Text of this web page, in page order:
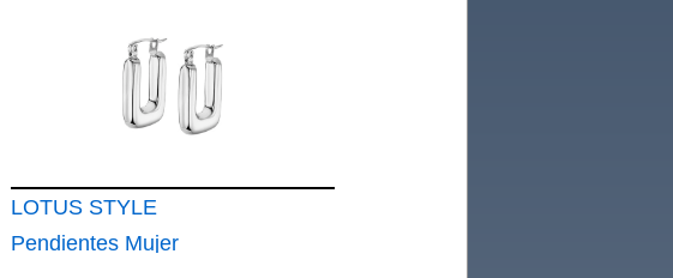
Aretes Triples
Hipoalergénicos
Modernos Joyería
LOTUS STYLE
Pendientes Mujer